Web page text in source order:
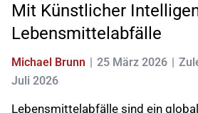
Mit Künstlicher
Lebensmittelabfälle
Michael Brunn 25 März 2026
Juli 2026
Lebensmittelabfälle sind ein